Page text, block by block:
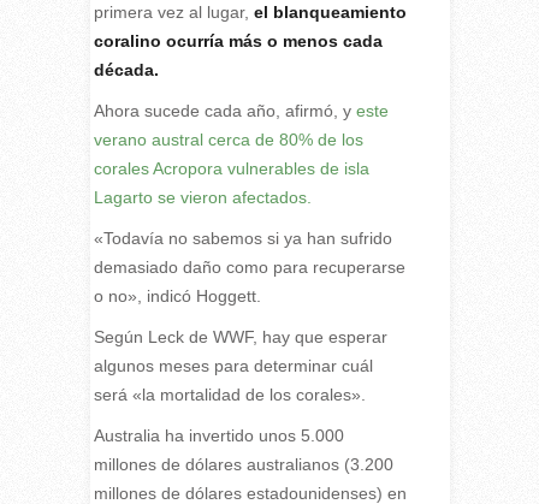
primera vez al lugar, el blanqueamiento
coralino ocurría más o menos cada
década.
Ahora sucede cada año, afirmó, y este
verano austral cerca de 80% de los
corales Acropora vulnerables de isla
Lagarto se vieron afectados.
«Todavía no sabemos si ya han sufrido
demasiado daño como para recuperarse
o no», indicó Hoggett.
Según Leck de WWF, hay que esperar
algunos meses para determinar cuál
será «la mortalidad de los corales».
Australia ha invertido unos 5.000
millones de dólares australianos (3.200
millones de dólares estadounidenses) en